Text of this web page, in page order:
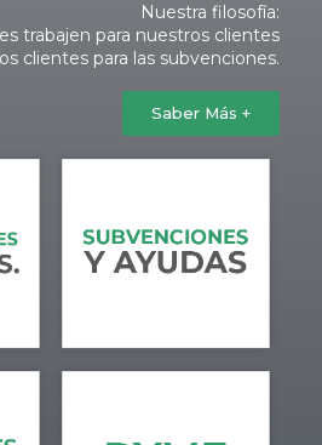
Nuestra filosofía:
trabajen para nuestros clientes
clientes para las subvenciones.
Saber Más +